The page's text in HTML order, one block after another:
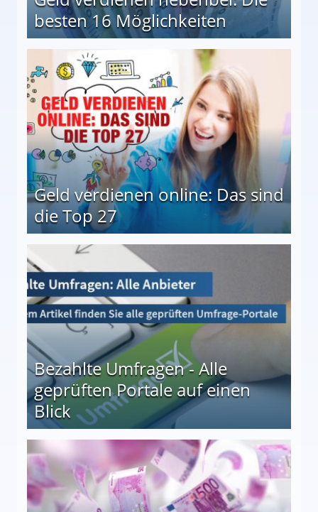
besten 16 Möglichkeiten
Geld verdienen online: Das sind
die Top 27
Bezahlte Umfragen - Alle
geprüften Portale auf einen
Blick
auf einen Blick